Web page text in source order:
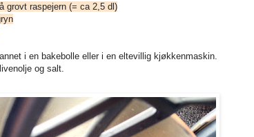
grovt raspejern (= ca 2,5 dl)
i en bakebolle eller i en eltevillig kjøkkenmaskin.
og salt.